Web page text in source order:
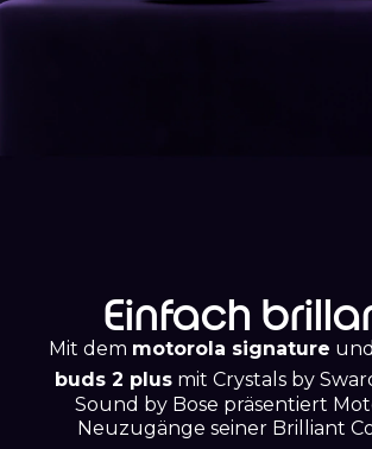
Einfach
Mit dem motorola signature
buds 2 plusmit Crystals by
Sound by Bose präsentiert
Neuzugänge seiner Brilliant